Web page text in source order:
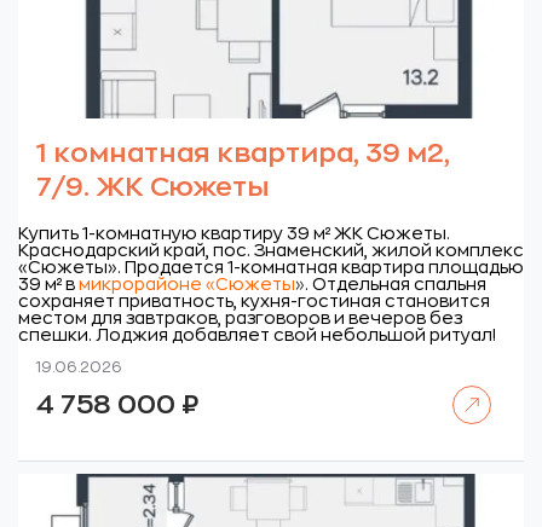
1 комнатная квартира, 39 м2,
7/9. ЖК Сюжеты
Купить 1-комнатную квартиру 39 м² ЖК Сюжеты.
Краснодарский край, пос. Знаменский, жилой комплекс
«Сюжеты». Продается 1-комнатная квартира площадью
39 м² в микрорайоне «Сюжеты». Отдельная спальня
сохраняет приватность, кухня-гостиная становится
местом для завтраков, разговоров и вечеров без
спешки. Лоджия добавляет свой небольшой ритуал!
19.06.2026
4 758 000 ₽